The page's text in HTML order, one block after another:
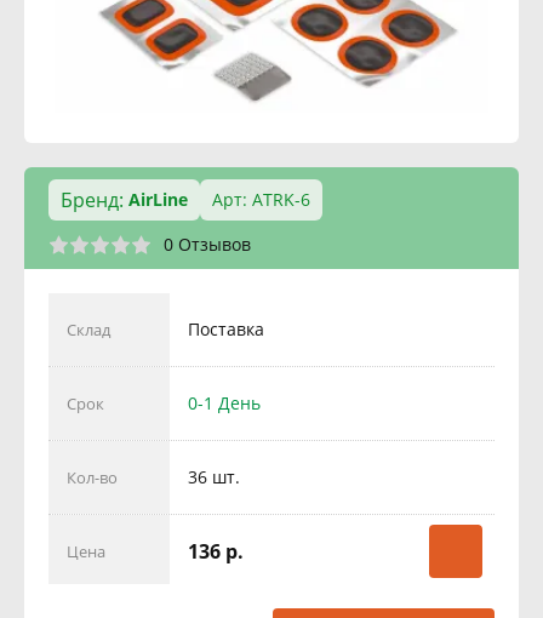
Бренд: AirLine
Арт: ATRK-6
0 Отзывов
Склад Поставка
Срок 0-1 День
Кол-во 36 шт.
Цена 136 р.